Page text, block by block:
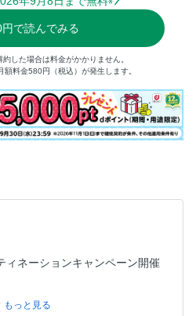
※
で読んでみる
した場合は料金がかかりません。
料金580円（税込）が発生します。
ィネーションキャンペーン開催